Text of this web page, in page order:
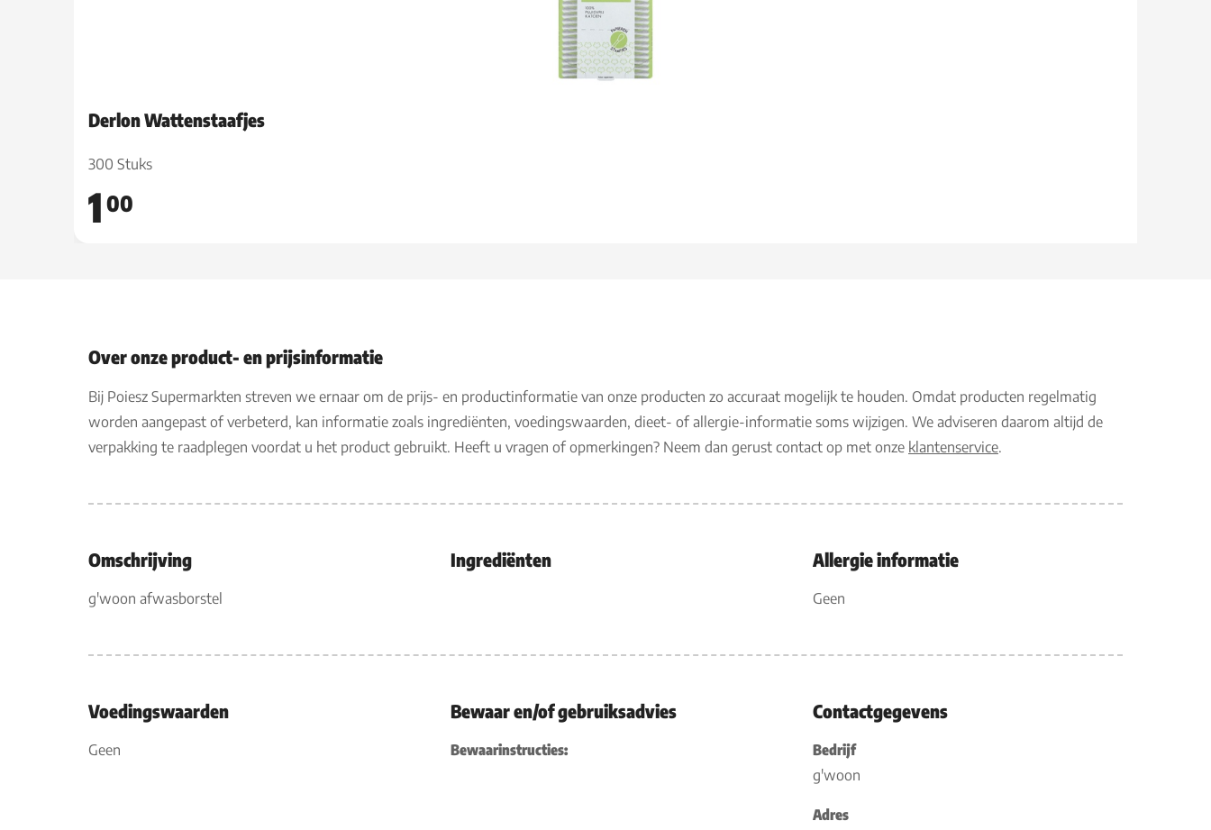
Derlon Wattenstaafjes
300 Stuks
1 00
Over onze product- en prijsinformatie
Bij Poiesz Supermarkten streven we ernaar om de prijs- en productinformatie van onze producten zo accuraat mogelijk te houden. Omdat producten regelmatig
worden aangepast of verbeterd, kan informatie zoals ingrediënten, voedingswaarden, dieet- of allergie-informatie soms wijzigen. We adviseren daarom altijd de
verpakking te raadplegen voordat u het product gebruikt. Heeft u vragen of opmerkingen? Neem dan gerust contact op met onze klantenservice.
Omschrijving
g'woon afwasborstel
Ingrediënten Allergie informatie
Geen
Voedingswaarden
Geen
Bewaar en/of gebruiksadvies
Bewaarinstructies:
Contactgegevens
Bedrijf
g'woon
Adres